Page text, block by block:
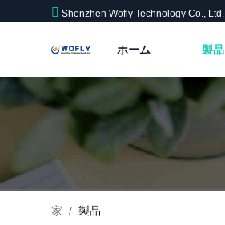
Shenzhen Wofly Technology Co., Ltd.
ホーム 製品
家 / 製品